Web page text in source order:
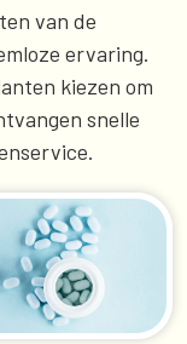
van de
ervaring.
kiezen om
snelle